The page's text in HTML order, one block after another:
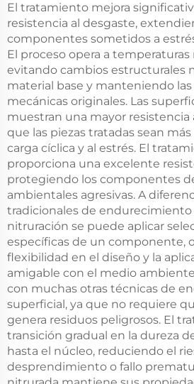
El tratamiento mejora
resistencia al desgaste,
componentes sometidos a
El proceso opera a
evitando cambios estructurales
material base y manteniendo
mecánicas originales. Las
muestran una mayor resistencia
que las piezas tratadas sean
carga cíclica y al estrés. El
proporciona una excelente
protegiendo los componentes
ambientales agresivas. A
tradicionales de endurecimiento
nitruración se puede aplicar
específicas de un componente,
flexibilidad en el diseño y la
amigable con el medio
con muchas otras técnicas de
superficial, ya que no requiere
genera residuos peligrosos. El
transición gradual en la dureza
hasta el núcleo, reduciendo el
desprendimiento o fallo